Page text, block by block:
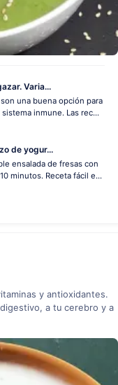
Varia...
una buena opción para
inmune. Las rec...
de yogur...
ensalada de fresas con
minutos. Receta fácil e...
y antioxidantes.
a tu cerebro y a